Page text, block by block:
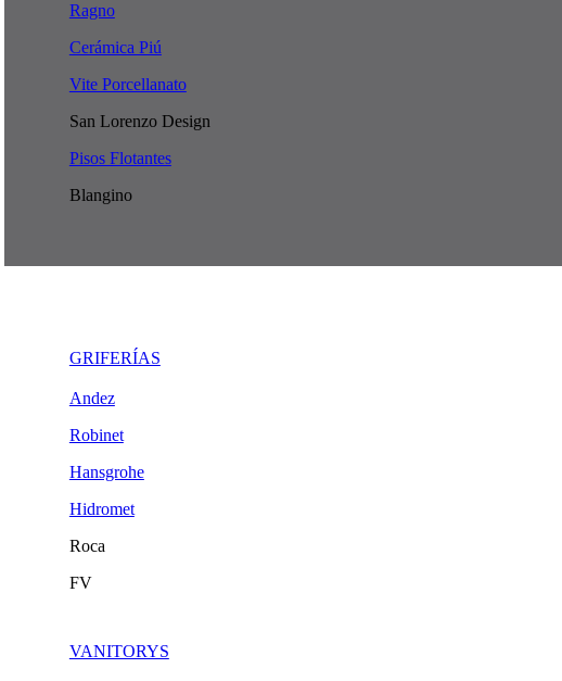
Ragno
Cerámica Piú
Vite Porcellanato
San Lorenzo Design
Pisos Flotantes
Blangino
GRIFERÍAS
Andez
Robinet
Hansgrohe
Hidromet
Roca
FV
VANITORYS